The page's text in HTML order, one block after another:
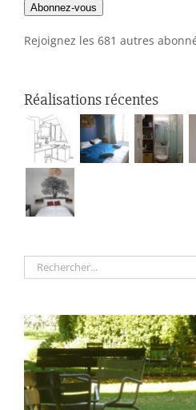
mail
Abonnez-vous
Rejoignez les 681 autres
Réalisations récentes
Rechercher: